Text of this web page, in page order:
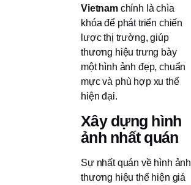
Vietnamchính là chìa
khóa để phát triển chiến
lược thị trường, giúp
thương hiệu trưng bày
một hình ảnh đẹp, chuẩn
mực và phù hợp xu thế
hiện đại.
Xây dựng hình
ảnh nhất quán
Sự nhất quán về hình ảnh
thương hiệu thể hiện giá